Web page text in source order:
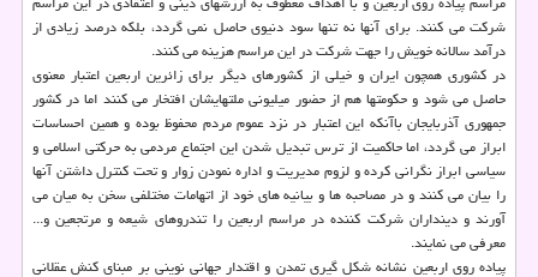
شركت می كنند. برای آنها نه تنها سود دنیوی حاصل نمی گردد، بلكه درصد زیادی از
درآمد سالانه خویش را جهت شركت در این مراسم هزینه می كنند.
در كشوری همچون ایران و خیلی از كشورهای دیگر برای زائرین اربعین اعتبار معنوی
حاصل می شود و حكومتها هم از حضور میلیونی ملتهایشان افتخار می كنند اما در كشور
جمهوری آذربایجان باآنكه این اعتبار در نزد عموم مردم محفوظ بوده و همین احساسات
ابراز می گردد، اما حاكمیت از ترس تبدیل شدن این اجتماع مردمی به حركتی اسلامی و
سیاسی ابراز نگرانی كرده و لزوم مدیریت و اداره نمودن زوار و تحت كنترل داشتن آنها
را بیان می كنند و در مصاحبه ها و بیانیه های خود از اتهامات مختلفی سخن به میان می
آورند و دینداران شركت كننده در مراسم اربعین را تندروهای شیعه و مرتجعین و...
معرفی می نمایند.
پیاده روی اربعین نشانه شكل ­گیری تمدن و اقتدار جهانی نوینی بر مبنای كنش عقلانی